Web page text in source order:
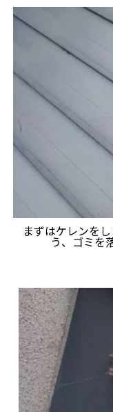
まずはケレンを
う、ゴミを